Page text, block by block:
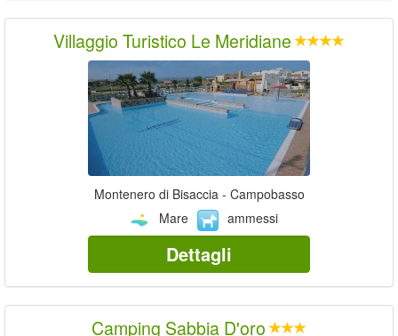
Villaggio Turistico Le Meridiane
Montenero di Bisaccia - Campobasso
Mare
ammessi
Dettagli
Camping Sabbia D'oro